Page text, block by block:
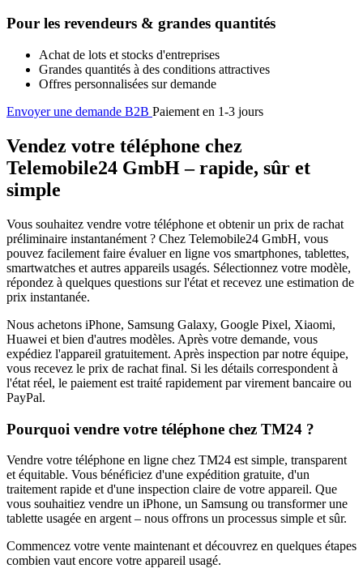
Pour les revendeurs & grandes quantités
Achat de lots et stocks d'entreprises
Grandes quantités à des conditions attractives
Offres personnalisées sur demande
Envoyer une demande B2B Paiement en 1-3 jours
Vendez votre téléphone chez
Telemobile24 GmbH – rapide, sûr et
simple
Vous souhaitez vendre votre téléphone et obtenir un prix de rachat
préliminaire instantanément ? Chez Telemobile24 GmbH, vous
pouvez facilement faire évaluer en ligne vos smartphones, tablettes,
smartwatches et autres appareils usagés. Sélectionnez votre modèle,
répondez à quelques questions sur l'état et recevez une estimation de
prix instantanée.
Nous achetons iPhone, Samsung Galaxy, Google Pixel, Xiaomi,
Huawei et bien d'autres modèles. Après votre demande, vous
expédiez l'appareil gratuitement. Après inspection par notre équipe,
vous recevez le prix de rachat final. Si les détails correspondent à
l'état réel, le paiement est traité rapidement par virement bancaire ou
PayPal.
Pourquoi vendre votre téléphone chez TM24 ?
Vendre votre téléphone en ligne chez TM24 est simple, transparent
et équitable. Vous bénéficiez d'une expédition gratuite, d'un
traitement rapide et d'une inspection claire de votre appareil. Que
vous souhaitiez vendre un iPhone, un Samsung ou transformer une
tablette usagée en argent – nous offrons un processus simple et sûr.
Commencez votre vente maintenant et découvrez en quelques étapes
combien vaut encore votre appareil usagé.